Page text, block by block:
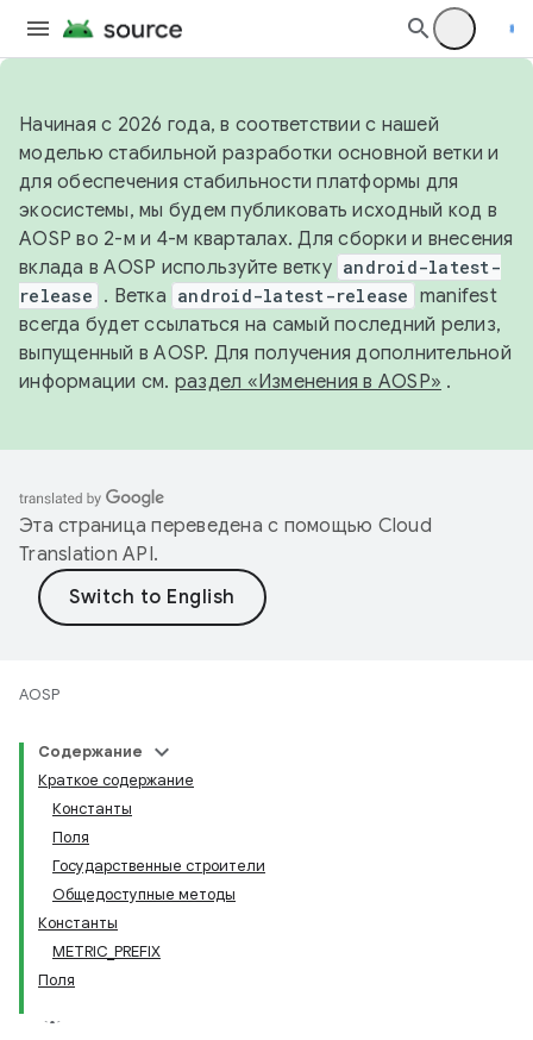
Начиная с 2026 года, в соответствии с нашей
моделью стабильной разработки основной ветки и
для обеспечения стабильности платформы для
экосистемы, мы будем публиковать исходный код в
AOSP во 2-м и 4-м кварталах. Для сборки и внесения
вклада в AOSP используйте ветку android-latest-
release . Ветка android-latest-release manifest
всегда будет ссылаться на самый последний релиз,
выпущенный в AOSP. Для получения дополнительной
информации см. раздел «Изменения в AOSP» .
Эта страница переведена с помощью Cloud
Translation API.
AOSP
Содержание
Краткое содержание
Константы
Поля
Государственные строители
Общедоступные методы
Константы
METRIC_PREFIX
Поля